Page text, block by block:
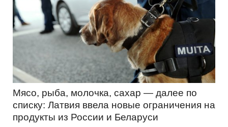
Мясо, рыба, молочка, сахар — далее по
списку: Латвия ввела новые ограничения на
продукты из России и Беларуси